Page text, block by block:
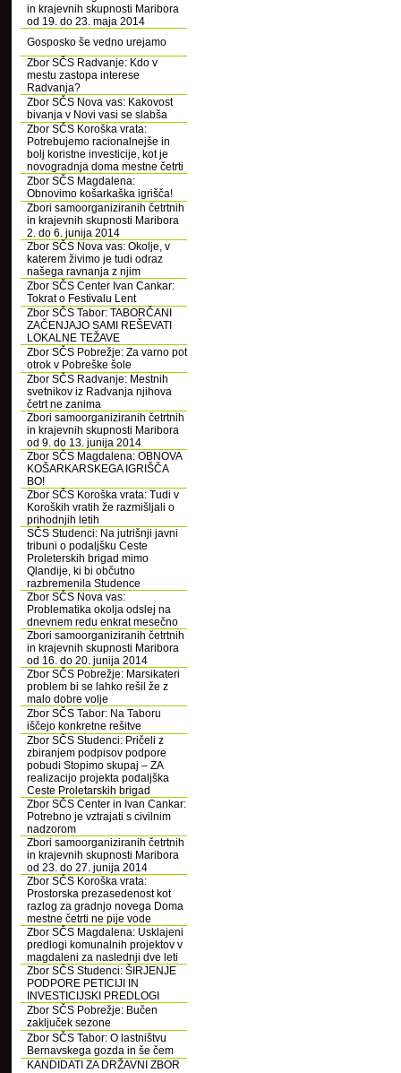
in krajevnih skupnosti Maribora
od 19. do 23. maja 2014
Gosposko še vedno urejamo
Zbor SČS Radvanje: Kdo v
mestu zastopa interese
Radvanja?
Zbor SČS Nova vas: Kakovost
bivanja v Novi vasi se slabša
Zbor SČS Koroška vrata:
Potrebujemo racionalnejše in
bolj koristne investicije, kot je
novogradnja doma mestne četrti
Zbor SČS Magdalena:
Obnovimo košarkaška igrišča!
Zbori samoorganiziranih četrtnih
in krajevnih skupnosti Maribora
2. do 6. junija 2014
Zbor SČS Nova vas: Okolje, v
katerem živimo je tudi odraz
našega ravnanja z njim
Zbor SČS Center Ivan Cankar:
Tokrat o Festivalu Lent
Zbor SČS Tabor: TABORČANI
ZAČENJAJO SAMI REŠEVATI
LOKALNE TEŽAVE
Zbor SČS Pobrežje: Za varno pot
otrok v Pobreške šole
Zbor SČS Radvanje: Mestnih
svetnikov iz Radvanja njihova
četrt ne zanima
Zbori samoorganiziranih četrtnih
in krajevnih skupnosti Maribora
od 9. do 13. junija 2014
Zbor SČS Magdalena: OBNOVA
KOŠARKARSKEGA IGRIŠČA
BO!
Zbor SČS Koroška vrata: Tudi v
Koroških vratih že razmišljali o
prihodnjih letih
SČS Studenci: Na jutrišnji javni
tribuni o podaljšku Ceste
Proleterskih brigad mimo
Qlandije, ki bi občutno
razbremenila Studence
Zbor SČS Nova vas:
Problematika okolja odslej na
dnevnem redu enkrat mesečno
Zbori samoorganiziranih četrtnih
in krajevnih skupnosti Maribora
od 16. do 20. junija 2014
Zbor SČS Pobrežje: Marsikateri
problem bi se lahko rešil že z
malo dobre volje
Zbor SČS Tabor: Na Taboru
iščejo konkretne rešitve
Zbor SČS Studenci: Pričeli z
zbiranjem podpisov podpore
pobudi Stopimo skupaj – ZA
realizacijo projekta podaljška
Ceste Proletarskih brigad
Zbor SČS Center in Ivan Cankar:
Potrebno je vztrajati s civilnim
nadzorom
Zbori samoorganiziranih četrtnih
in krajevnih skupnosti Maribora
od 23. do 27. junija 2014
Zbor SČS Koroška vrata:
Prostorska prezasedenost kot
razlog za gradnjo novega Doma
mestne četrti ne pije vode
Zbor SČS Magdalena: Usklajeni
predlogi komunalnih projektov v
magdaleni za naslednji dve leti
Zbor SČS Studenci: ŠIRJENJE
PODPORE PETICIJI IN
INVESTICIJSKI PREDLOGI
Zbor SČS Pobrežje: Bučen
zaključek sezone
Zbor SČS Tabor: O lastništvu
Bernavskega gozda in še čem
KANDIDATI ZA DRŽAVNI ZBOR